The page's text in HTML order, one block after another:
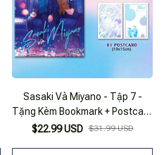
Sasaki Và Miyano - Tập 7 -
Tặng Kèm Bookmark + Postcard
2 Mặt
$22.99 USD $31.99 USD